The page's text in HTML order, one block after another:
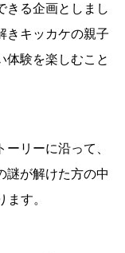
きる企画としまし
きキッカケの親子
体験を楽しむこと
リーに沿って、
謎が解けた方の中
す。